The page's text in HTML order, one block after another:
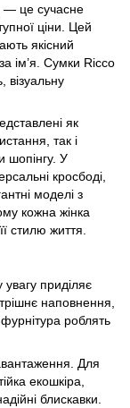
— це сучасне
ціни. Цей
якісний
ім’я. Сумки Ricco
візуальну
як
так і
шопінгу. У
кросбоді,
моделі з
кожна жінка
стилю життя.
приділяє
наповнення,
фурнітура роблять
Для
екошкіра,
блискавки.